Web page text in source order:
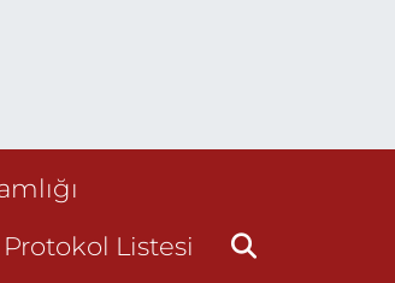
Listesi